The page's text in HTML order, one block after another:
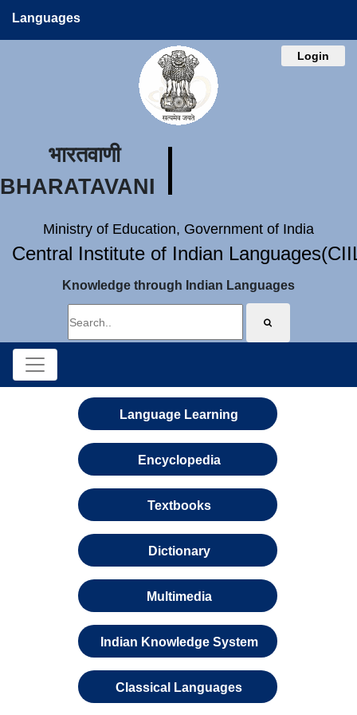
Languages
Login
भारतवाणी
BHARATAVANI
Ministry of Education, Government of India
Central Institute of Indian
Knowledge through Indian Languages
Language Learning
Encyclopedia
Textbooks
Dictionary
Multimedia
Indian Knowledge System
Classical Languages